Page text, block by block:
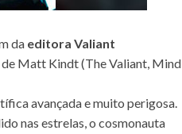
da editora Valiant
Matt Kindt (The Valiant, Mind
avançada e muito perigosa.
nas estrelas, o cosmonauta